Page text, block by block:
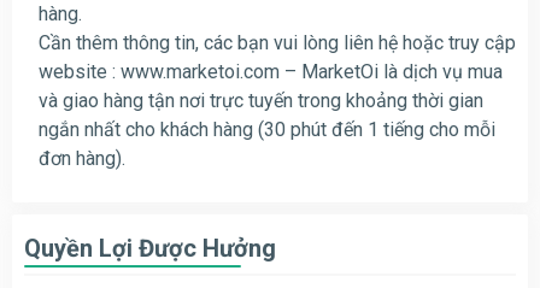
hàng.
Cần thêm thông tin, các bạn vui lòng liên hệ hoặc truy cập
website : www.marketoi.com – MarketOi là dịch vụ mua
và giao hàng tận nơi trực tuyến trong khoảng thời gian
ngắn nhất cho khách hàng (30 phút đến 1 tiếng cho mỗi
đơn hàng).
Quyền Lợi Được Hưởng